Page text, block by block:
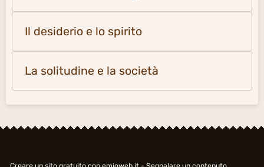
Il desiderio e lo spirito
La solitudine e la società